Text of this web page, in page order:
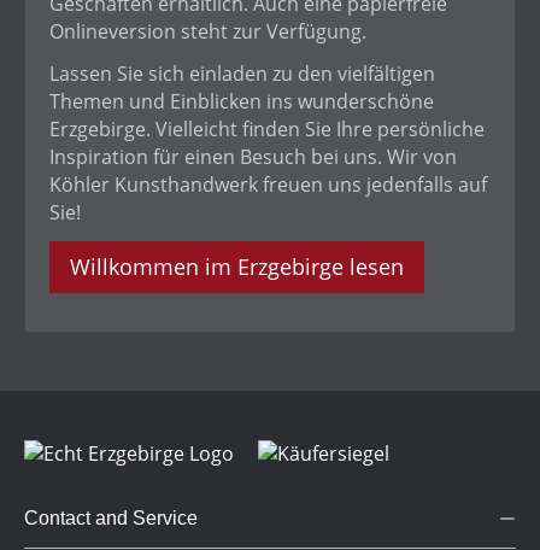
Onlineversion steht zur Verfügung.
Lassen Sie sich einladen zu den vielfältigen
Themen und Einblicken ins wunderschöne
Erzgebirge. Vielleicht finden Sie Ihre persönliche
Inspiration für einen Besuch bei uns. Wir von
Köhler Kunsthandwerk freuen uns jedenfalls auf
Sie!
Willkommen im Erzgebirge lesen
Contact and Service